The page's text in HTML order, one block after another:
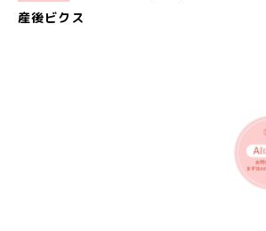
産後ビクス